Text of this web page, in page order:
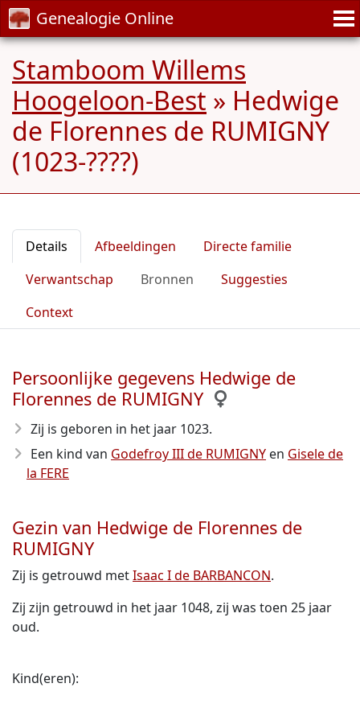
Genealogie Online
Stamboom Willems
Hoogeloon-Best » Hedwige
de Florennes de RUMIGNY
(1023-????)
Details Afbeeldingen
Directe familie
Verwantschap
Bronnen
Suggesties
Context
Persoonlijke gegevens Hedwige de
Florennes de RUMIGNY
Zij is geboren in het jaar 1023.
Een kind van Godefroy III de RUMIGNY en Gisele de
la FERE
Gezin van Hedwige de Florennes de
RUMIGNY
Zij is getrouwd metIsaac I de BARBANCON.
Zij zijn getrouwd in het jaar 1048, zij was toen 25 jaar
oud.
Kind(eren):